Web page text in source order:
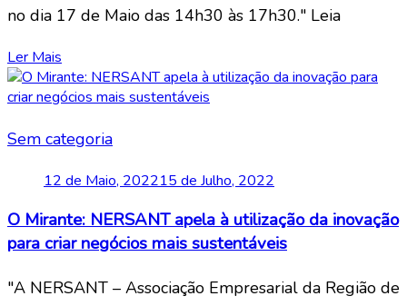
no dia 17 de Maio das 14h30 às 17h30." Leia
Ler Mais
Sem categoria
12 de Maio, 202215 de Julho, 2022
O Mirante: NERSANT apela à utilização da inovação
para criar negócios mais sustentáveis
"A NERSANT – Associação Empresarial da Região de